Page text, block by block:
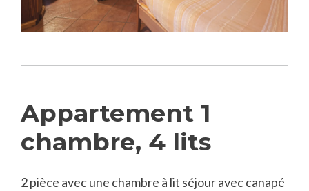
Appartement 1
chambre, 4 lits
2 pièce avec une chambre à lit séjour avec canapé